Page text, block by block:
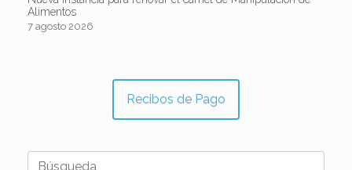
Alimentos
7 agosto 2026
Recibos de Pago
Buscar: